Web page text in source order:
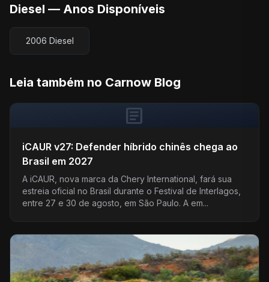
Diesel — Anos Disponíveis
2006 Diesel
Leia também no Carnow Blog
article
iCAUR v27: Defender híbrido chinês chega ao
Brasil em 2027
A iCAUR, nova marca da Chery International, fará sua
estreia oficial no Brasil durante o Festival de Interlagos,
entre 27 e 30 de agosto, em São Paulo. A em...